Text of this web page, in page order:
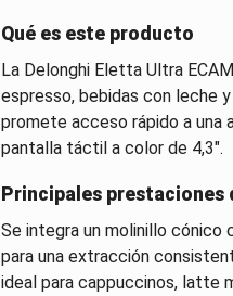
Qué es este producto
La Delonghi Eletta Ultra
espresso, bebidas con leche
promete acceso rápido a una
pantalla táctil a color de 4,3".
Principales prestaciones
Se integra un molinillo cónico
para una extracción
ideal para cappuccinos, latte